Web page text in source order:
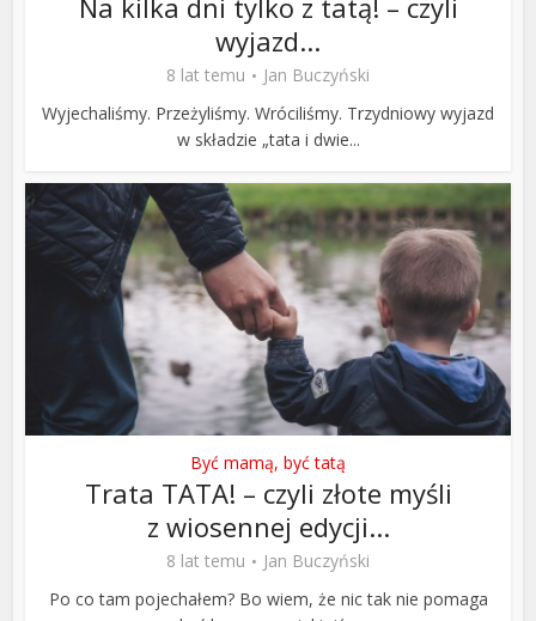
Na kilka dni tylko z tatą! – czyli
wyjazd...
8 lat temu
Jan Buczyński
Wyjechaliśmy. Przeżyliśmy. Wróciliśmy. Trzydniowy wyjazd
w składzie „tata i dwie...
Być mamą, być tatą
Trata TATA! – czyli złote myśli
z wiosennej edycji...
8 lat temu
Jan Buczyński
Po co tam pojechałem? Bo wiem, że nic tak nie pomaga